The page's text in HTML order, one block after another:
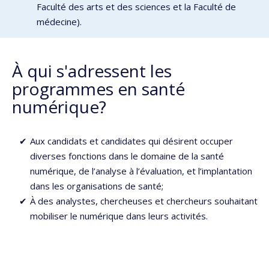
Faculté des arts et des sciences et la Faculté de
médecine).
À qui s'adressent les
programmes en santé
numérique?
Aux candidats et candidates qui désirent occuper
diverses fonctions dans le domaine de la santé
numérique, de l’analyse à l’évaluation, et l’implantation
dans les organisations de santé;
À des analystes, chercheuses et chercheurs souhaitant
mobiliser le numérique dans leurs activités.